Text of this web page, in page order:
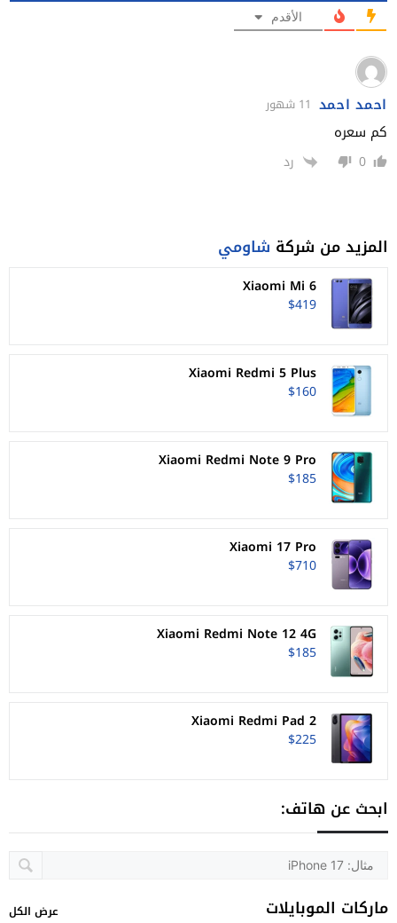
الأقدم
احمد احمد
كم سعره
0 رد
المزيد من شركة شاومي
Xiaomi Mi 6
$419
Xiaomi Redmi 5 Plus
$160
Xiaomi Redmi Note 9 Pro
$185
Xiaomi 17 Pro
$710
Xiaomi Redmi Note 12 4G
$185
Xiaomi Redmi Pad 2
$225
ابحث عن هاتف:
ماركات الموبايلات عرض الكل